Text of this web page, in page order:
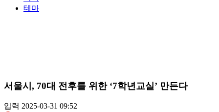
테마
서울시, 70대 전후를 위한 ‘7학년교실’ 만든다
입력 2025-03-31 09:52